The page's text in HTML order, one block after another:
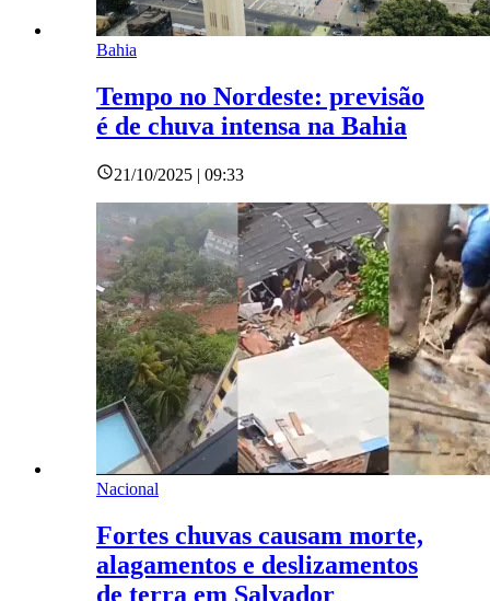
Bahia
Tempo no Nordeste: previsão
é de chuva intensa na Bahia
21/10/2025 | 09:33
Nacional
Fortes chuvas causam morte,
alagamentos e deslizamentos
de terra em Salvador